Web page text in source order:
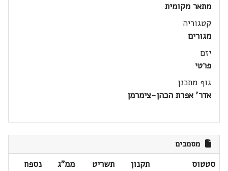
מתאר מקומית
קטגוריה
מגורים
יזם
פרטי
גוף מתכנן
אדר' אפרת הכהן-צימרמן
מסמכים
סטטוס תקנון תשריט ממ"ג
נספח